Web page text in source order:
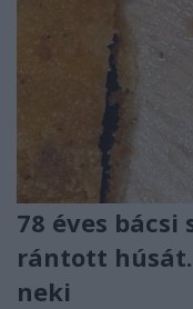
78 éves
rántott húsát.
neki